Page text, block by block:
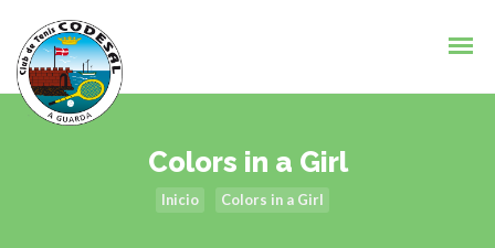
Colors in a Girl
Inicio Colors in a Girl